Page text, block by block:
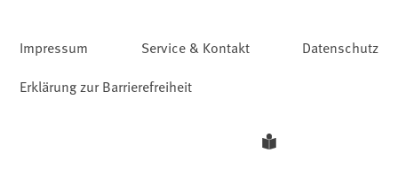
Impressum Service & Kontakt
Datenschutz
Erklärung zur Barrierefreiheit